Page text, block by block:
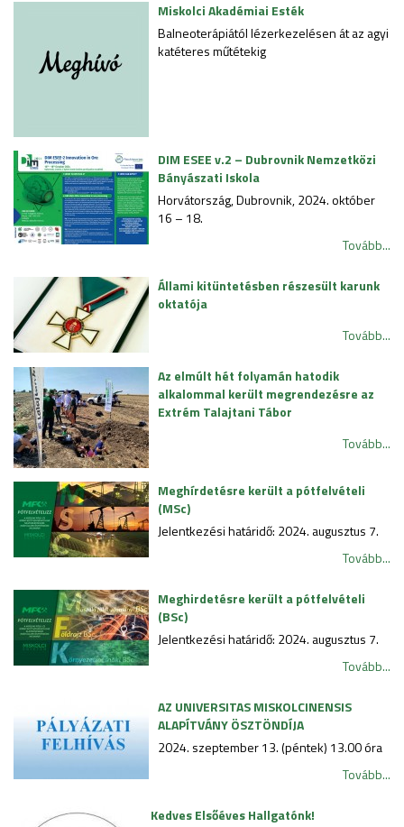
Miskolci Akadémiai Esték
Balneoterápiától lézerkezelésen át az agyi
katéteres műtétekig
DIM ESEE v.2 – Dubrovnik Nemzetközi
Bányászati Iskola
Horvátország, Dubrovnik, 2024. október
16 – 18.
Tovább...
Állami kitüntetésben részesült karunk
oktatója
Tovább...
Az elmúlt hét folyamán hatodik
alkalommal került megrendezésre az
Extrém Talajtani Tábor
Tovább...
Meghírdetésre került a pótfelvételi
(MSc)
Jelentkezési határidő: 2024. augusztus 7.
Tovább...
Meghirdetésre került a pótfelvételi
(BSc)
Jelentkezési határidő: 2024. augusztus 7.
Tovább...
AZ UNIVERSITAS MISKOLCINENSIS
ALAPÍTVÁNY ÖSZTÖNDÍJA
2024. szeptember 13. (péntek) 13.00 óra
Tovább...
Kedves Elsőéves Hallgatónk!